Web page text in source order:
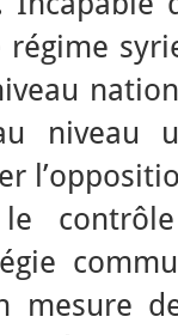
niveau
le
mesure